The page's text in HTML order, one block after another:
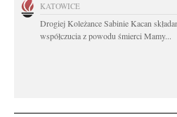
KATOWICE
Drogiej Koleżance Sabinie Kacan
współczucia z powodu śmierci Mamy...